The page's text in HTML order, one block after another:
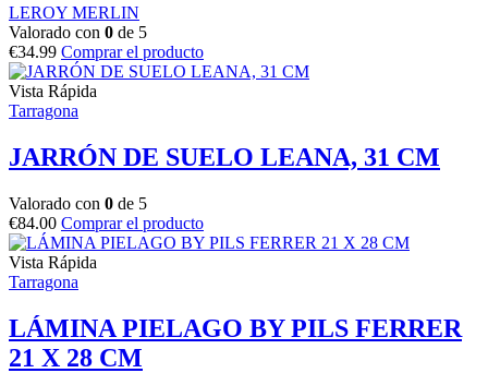
LEROY MERLIN
Valorado con 0 de 5
€34.99 Comprar el producto
Vista Rápida
Tarragona
JARRÓN DE SUELO LEANA, 31 CM
Valorado con 0 de 5
€84.00 Comprar el producto
Vista Rápida
Tarragona
LÁMINA PIELAGO BY PILS FERRER
21 X 28 CM